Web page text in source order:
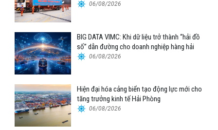
06/08/2026
BIG DATA VIMC: Khi dữ liệu trở thành “hải đồ
số” dẫn đường cho doanh nghiệp hàng hải
06/08/2026
Hiện đại hóa cảng biển tạo động lực mới cho
tăng trưởng kinh tế Hải Phòng
06/08/2026